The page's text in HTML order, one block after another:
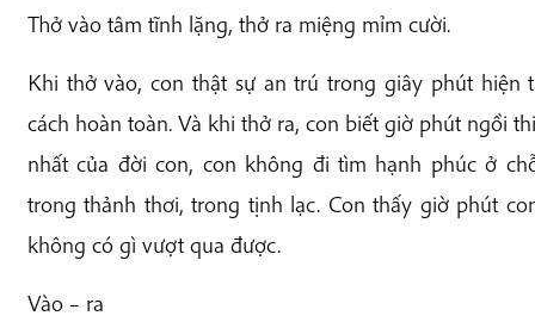
Thở vào tâm tĩnh lặng, thở ra miệng mỉm cười.
Khi thở vào, con thật sự an trú trong giây phút hiện
cách hoàn toàn. Và khi thở ra, con biết giờ phút ngồi
nhất của đời con, con không đi tìm hạnh phúc ở
trong thảnh thơi, trong tịnh lạc. Con thấy giờ phút
không có gì vượt qua được.
Vào – ra